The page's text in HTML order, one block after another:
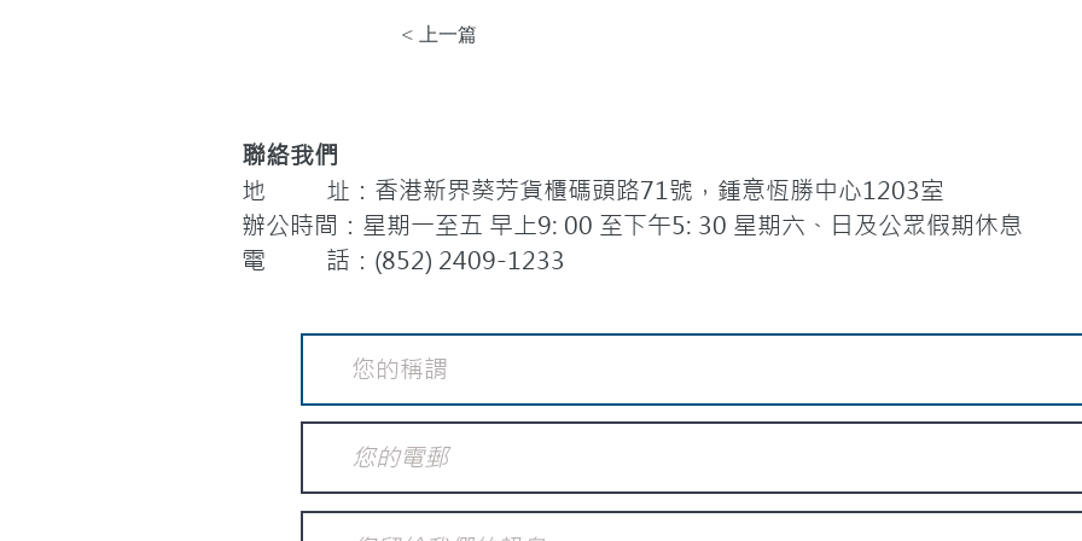
< 上一篇
聯絡我們
地 址：香港新界葵芳貨櫃碼頭路71號，鍾意恆勝中心1203室
辦公時間：星期一至五 早上9: 00 至下午5: 30 星期六、日及公眾假期休息
電 話：(852) 2409-1233